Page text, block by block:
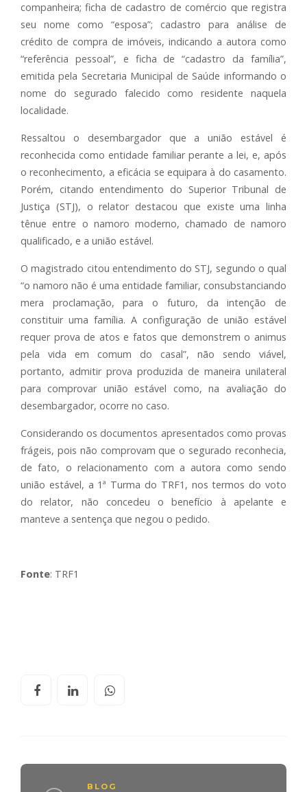
companheira; ficha de cadastro de comércio que registra
seu nome como “esposa”; cadastro para análise de
crédito de compra de imóveis, indicando a autora como
“referência pessoal”, e ficha de “cadastro da família”,
emitida pela Secretaria Municipal de Saúde informando o
nome do segurado falecido como residente naquela
localidade.
Ressaltou o desembargador que a união estável é
reconhecida como entidade familiar perante a lei, e, após
o reconhecimento, a eficácia se equipara à do casamento.
Porém, citando entendimento do Superior Tribunal de
Justiça (STJ), o relator destacou que existe uma linha
tênue entre o namoro moderno, chamado de namoro
qualificado, e a união estável.
O magistrado citou entendimento do STJ, segundo o qual
“o namoro não é uma entidade familiar, consubstanciando
mera proclamação, para o futuro, da intenção de
constituir uma família. A configuração de união estável
requer prova de atos e fatos que demonstrem o animus
pela vida em comum do casal”, não sendo viável,
portanto, admitir prova produzida de maneira unilateral
para comprovar união estável como, na avaliação do
desembargador, ocorre no caso.
Considerando os documentos apresentados como provas
frágeis, pois não comprovam que o segurado reconhecia,
de fato, o relacionamento com a autora como sendo
união estável, a 1ª Turma do TRF1, nos termos do voto
do relator, não concedeu o benefício à apelante e
manteve a sentença que negou o pedido.
Fonte: TRF1
BLOG